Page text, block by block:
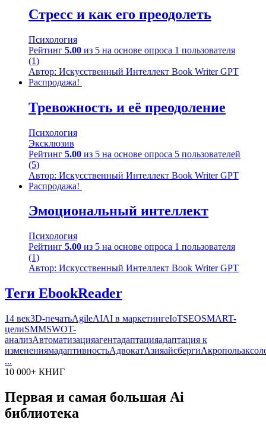
Стресс и как его преодолеть
Психология
Рейтинг 5.00 из 5 на основе опроса 1 пользователя
(1)
Автор: Искусственный Интеллект Book Writer GPT
Распродажа!
Тревожность и её преодоление
Психология
Эксклюзив
Рейтинг 5.00 из 5 на основе опроса 5 пользователей
(5)
Автор: Искусственный Интеллект Book Writer GPT
Распродажа!
Эмоциональный интеллект
Психология
Рейтинг 5.00 из 5 на основе опроса 1 пользователя
(1)
Автор: Искусственный Интеллект Book Writer GPT
Теги EbookReader
14 век3D-печатьAgileAIAI в маркетингеIoTSEOSMART-
целиSMMSWOT-
анализАвтоматизацияагентадаптацияадаптация к
изменениямадаптивностьАдвокатАзияайсбергиАкрополь
...
10 000+ КНИГ
Первая и самая большая Ai
библиотека